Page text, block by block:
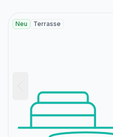
Neu Terrasse